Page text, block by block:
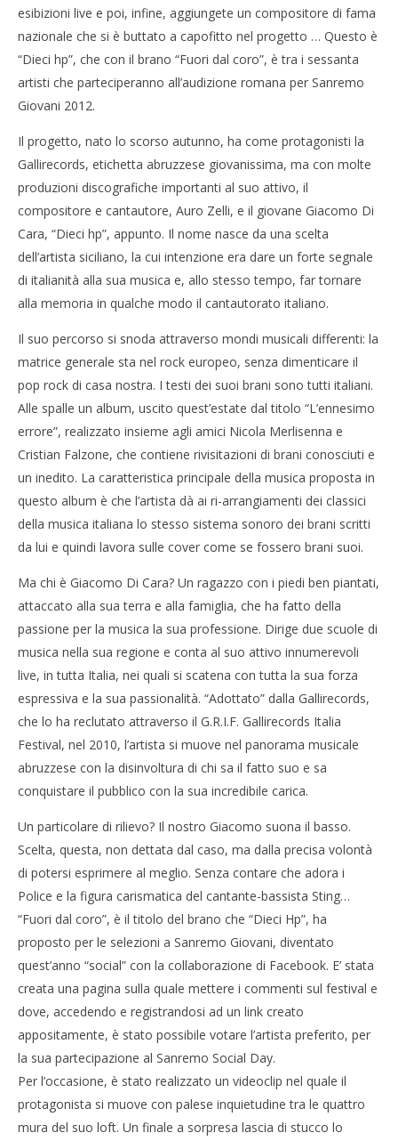
NOW VIEWING
Coro”
Redazione
esibizioni live e poi, infine, aggiungete un compositore di fama
nazionale che si è buttato a capofitto nel progetto … Questo è
“Dieci hp”, che con il brano “Fuori dal coro”, è tra i sessanta
artisti che parteciperanno all’audizione romana per Sanremo
Giovani 2012.
Il progetto, nato lo scorso autunno, ha come protagonisti la
Gallirecords, etichetta abruzzese giovanissima, ma con molte
produzioni discografiche importanti al suo attivo, il
compositore e cantautore, Auro Zelli, e il giovane Giacomo Di
Cara, “Dieci hp”, appunto. Il nome nasce da una scelta
dell’artista siciliano, la cui intenzione era dare un forte segnale
di italianità alla sua musica e, allo stesso tempo, far tornare
alla memoria in qualche modo il cantautorato italiano.
Il suo percorso si snoda attraverso mondi musicali differenti: la
matrice generale sta nel rock europeo, senza dimenticare il
pop rock di casa nostra. I testi dei suoi brani sono tutti italiani.
Alle spalle un album, uscito quest’estate dal titolo “L’ennesimo
errore”, realizzato insieme agli amici Nicola Merlisenna e
Cristian Falzone, che contiene rivisitazioni di brani conosciuti e
un inedito. La caratteristica principale della musica proposta in
questo album è che l’artista dà ai ri-arrangiamenti dei classici
della musica italiana lo stesso sistema sonoro dei brani scritti
da lui e quindi lavora sulle cover come se fossero brani suoi.
Ma chi è Giacomo Di Cara? Un ragazzo con i piedi ben piantati,
attaccato alla sua terra e alla famiglia, che ha fatto della
passione per la musica la sua professione. Dirige due scuole di
musica nella sua regione e conta al suo attivo innumerevoli
live, in tutta Italia, nei quali si scatena con tutta la sua forza
espressiva e la sua passionalità. “Adottato” dalla Gallirecords,
che lo ha reclutato attraverso il G.R.I.F. Gallirecords Italia
Festival, nel 2010, l’artista si muove nel panorama musicale
abruzzese con la disinvoltura di chi sa il fatto suo e sa
conquistare il pubblico con la sua incredibile carica.
Un particolare di rilievo? Il nostro Giacomo suona il basso.
Scelta, questa, non dettata dal caso, ma dalla precisa volontà
di potersi esprimere al meglio. Senza contare che adora i
Police e la figura carismatica del cantante-bassista Sting…
“Fuori dal coro”, è il titolo del brano che “Dieci Hp”, ha
proposto per le selezioni a Sanremo Giovani, diventato
quest’anno “social” con la collaborazione di Facebook. E’ stata
creata una pagina sulla quale mettere i commenti sul festival e
dove, accedendo e registrandosi ad un link creato
appositamente, è stato possibile votare l’artista preferito, per
la sua partecipazione al Sanremo Social Day.
Per l’occasione, è stato realizzato un videoclip nel quale il
protagonista si muove con palese inquietudine tra le quattro
mura del suo loft. Un finale a sorpresa lascia di stucco lo